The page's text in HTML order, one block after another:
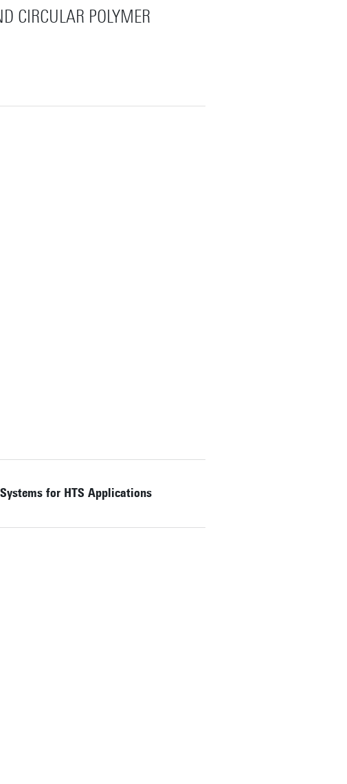
CIRCULAR POLYMER
for HTS Applications